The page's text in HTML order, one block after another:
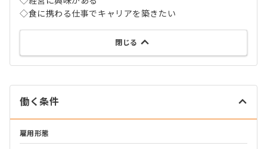
◇食に携わる仕事でキャリアを築きたい
閉じる
働く条件
雇用形態